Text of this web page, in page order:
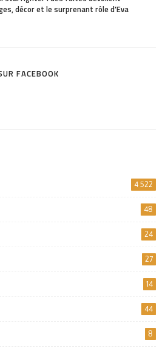
décor et le surprenant rôle d’Eva
FACEBOOK
4 522
48
24
27
14
44
8